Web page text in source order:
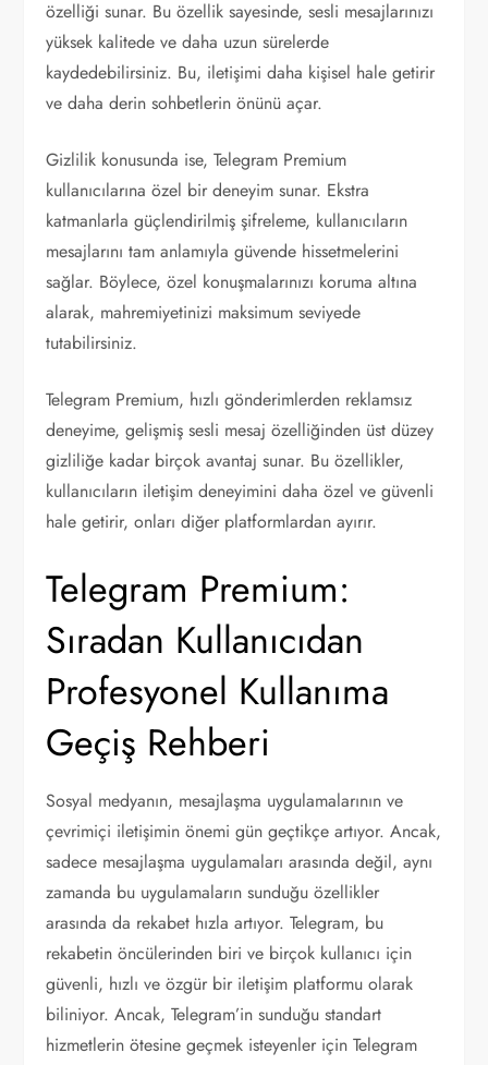
özelliği sunar. Bu özellik sayesinde, sesli mesajlarınızı
yüksek kalitede ve daha uzun sürelerde
kaydedebilirsiniz. Bu, iletişimi daha kişisel hale getirir
ve daha derin sohbetlerin önünü açar.
Gizlilik konusunda ise, Telegram Premium
kullanıcılarına özel bir deneyim sunar. Ekstra
katmanlarla güçlendirilmiş şifreleme, kullanıcıların
mesajlarını tam anlamıyla güvende hissetmelerini
sağlar. Böylece, özel konuşmalarınızı koruma altına
alarak, mahremiyetinizi maksimum seviyede
tutabilirsiniz.
Telegram Premium, hızlı gönderimlerden reklamsız
deneyime, gelişmiş sesli mesaj özelliğinden üst düzey
gizliliğe kadar birçok avantaj sunar. Bu özellikler,
kullanıcıların iletişim deneyimini daha özel ve güvenli
hale getirir, onları diğer platformlardan ayırır.
Telegram Premium:
Sıradan Kullanıcıdan
Profesyonel Kullanıma
Geçiş Rehberi
Sosyal medyanın, mesajlaşma uygulamalarının ve
çevrimiçi iletişimin önemi gün geçtikçe artıyor. Ancak,
sadece mesajlaşma uygulamaları arasında değil, aynı
zamanda bu uygulamaların sunduğu özellikler
arasında da rekabet hızla artıyor. Telegram, bu
rekabetin öncülerinden biri ve birçok kullanıcı için
güvenli, hızlı ve özgür bir iletişim platformu olarak
biliniyor. Ancak, Telegram’in sunduğu standart
hizmetlerin ötesine geçmek isteyenler için Telegram